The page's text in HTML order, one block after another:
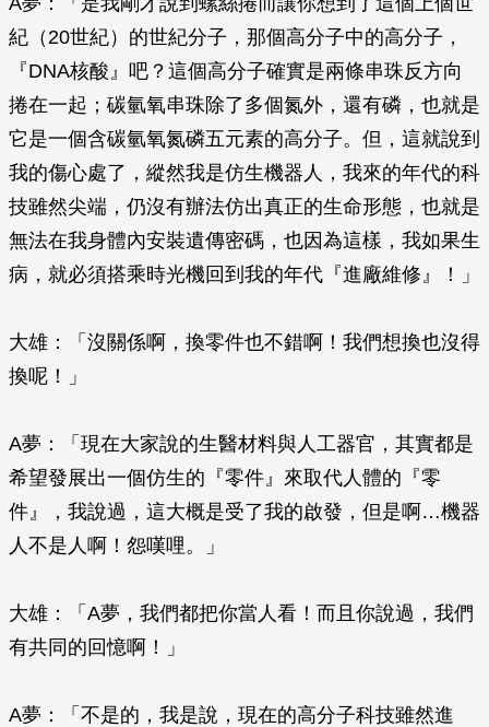
紀（20世紀）的世紀分子，那個高分子中的高分子，
『DNA核酸』吧？這個高分子確實是兩條串珠反方向
捲在一起；碳氫氧串珠除了多個氮外，還有磷，也就是
它是一個含碳氫氧氮磷五元素的高分子。但，這就說到
我的傷心處了，縱然我是仿生機器人，我來的年代的科
技雖然尖端，仍沒有辦法仿出真正的生命形態，也就是
無法在我身體內安裝遺傳密碼，也因為這樣，我如果生
病，就必須搭乘時光機回到我的年代『進廠維修』！」
大雄：「沒關係啊，換零件也不錯啊！我們想換也沒得
換呢！」
A夢：「現在大家說的生醫材料與人工器官，其實都是
希望發展出一個仿生的『零件』來取代人體的『零
件』，我說過，這大概是受了我的啟發，但是啊…機器
人不是人啊！怨嘆哩。」
大雄：「A夢，我們都把你當人看！而且你說過，我們
有共同的回憶啊！」
A夢：「不是的，我是說，現在的高分子科技雖然進